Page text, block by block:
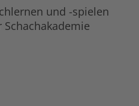
und -spielen